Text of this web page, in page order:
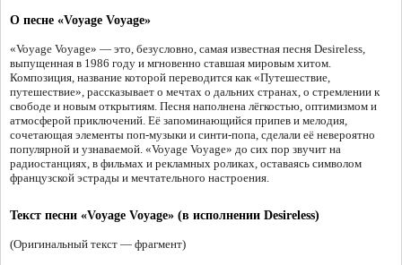
О песне «Voyage Voyage»
«Voyage Voyage» — это, безусловно, самая известная песня Desireless,
выпущенная в 1986 году и мгновенно ставшая мировым хитом.
Композиция, название которой переводится как «Путешествие,
путешествие», рассказывает о мечтах о дальних странах, о стремлении к
свободе и новым открытиям. Песня наполнена лёгкостью, оптимизмом и
атмосферой приключений. Её запоминающийся припев и мелодия,
сочетающая элементы поп-музыки и синти-попа, сделали её невероятно
популярной и узнаваемой. «Voyage Voyage» до сих пор звучит на
радиостанциях, в фильмах и рекламных роликах, оставаясь символом
французской эстрады и мечтательного настроения.
Текст песни «Voyage Voyage» (в исполнении Desireless)
(Оригинальный текст — фрагмент)